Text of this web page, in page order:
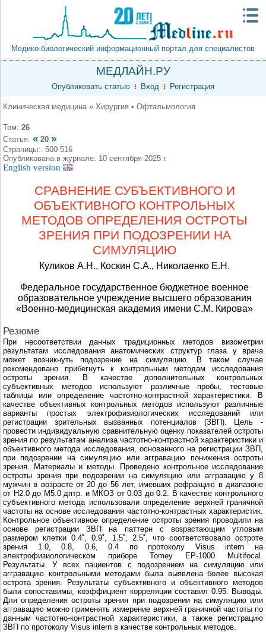
Медико-биологический информационный портал для специалистов
МЕДЛАЙН.РУ
Опубликовать статью Вход Регистрация
Клиническая медицина » Хирургия • Офтальмология
Том: 26
Статья: « 20 »
Страницы:. 500-516
Опубликована в журнале: 10 сентября 2025 г.
English version
CРАВНЕНИЕ СУБЪЕКТИВНОГО И
ОБЪЕКТИВНОГО КОНТРОЛЬНЫХ
МЕТОДОВ ОПРЕДЕЛЕНИЯ ОСТРОТЫ
ЗРЕНИЯ ПРИ ПОДОЗРЕНИИ НА
СИМУЛЯЦИЮ
Куликов А.Н., Коскин С.А., Николаенко Е.Н.
Федеральное государственное бюджетное военное
образовательное учреждение высшего образования
«Военно-медицинская академия имени С.М. Кирова»
Резюме
При несоответствии данных традиционных методов визометрии
результатам исследования анатомических структур глаза у врача
может возникнуть подозрение на симуляцию. В таком случае
рекомендовано прибегнуть к контрольным методам исследования
остроты зрения. В качестве дополнительных контрольных
субъективных методов используют различные пробы, тестовые
таблицы или определение частотно-контрастной характеристики. В
качестве объективных контрольных методов используют различные
варианты простых электрофизиологических исследований или
регистрации зрительных вызванных потенциалов (ЗВП). Цель -
провести индивидуальную сравнительную оценку показателей остроты
зрения по результатам анализа частотно-контрастной характеристики и
объективного метода исследования, основанного на регистрации ЗВП,
при подозрении на симуляцию или аггравацию понижения остроты
зрения. Материалы и методы. Проведено контрольное исследование
остроты зрения при подозрении на симуляцию или аггравацию у 8
мужчин в возрасте от 20 до 56 лет, имевших рефракцию в диапазоне
от H2.0 до M5.0 дптр. и МКОЗ от 0.03 до 0.2. В качестве контрольного
субъективного метода использовали определение верхней граничной
частоты на основе исследования частотно-контрастных характеристик.
Контрольное объективное определение остроты зрения проводили на
основе регистрации ЗВП на паттерн с возрастающим угловым
размером клетки 0.4˚, 0.9˚, 1.5˚, 2.5˚, что соответствовало остроте
зрения 1.0, 0.8, 0.6, 0.4 по протоколу Visus intern на
электрофизиологическом приборе Tomеy EP-1000 Multifocal.
Результаты. У всех пациентов с подозрением на симуляцию или
аггравацию контрольными методами была выявлена более высокая
острота зрения. Результаты субъективного и объективного методов
были сопоставимы, коэффициент корреляции составил 0.95. Выводы.
Для определения остроты зрения при подозрении на симуляцию или
аггравацию можно применять измерение верхней граничной частоты по
данным частотно-контрастной характеристики, а также регистрацию
ЗВП по протоколу Visus intern в качестве контрольных методов.